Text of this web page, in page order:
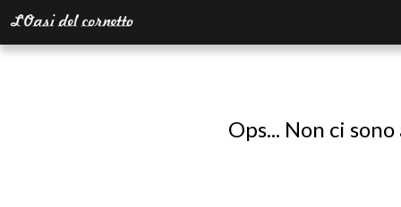
Ops... Non ci